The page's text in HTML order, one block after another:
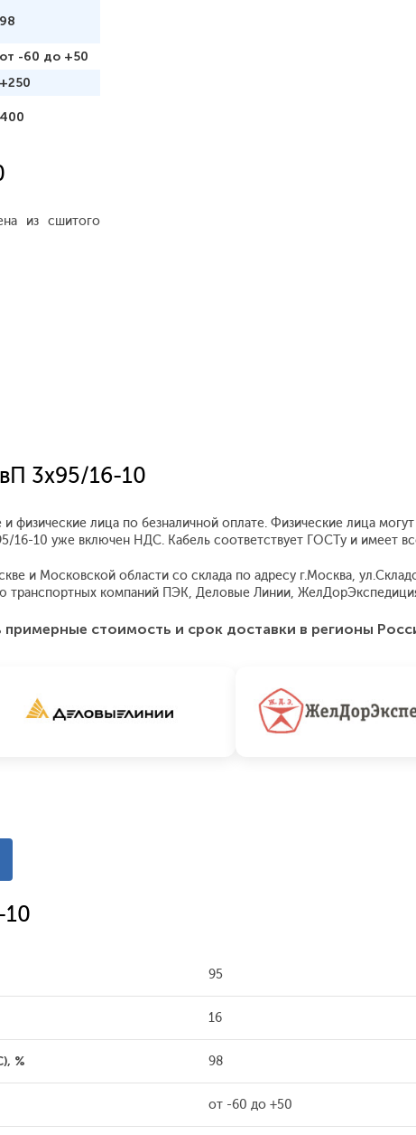
98
от -60 до +50
+250
400
из сшитого
3x95/16-10
физические лица по безналичной оплате. Физические лица
16-10 уже включен НДС. Кабель соответствует ГОСТу и имеет
и Московской области со склада по адресу г.Москва,
транспортных компаний ПЭК, Деловые Линии,
примерные стоимость и срок доставки в регионы
95
16
% 98
от -60 до +50